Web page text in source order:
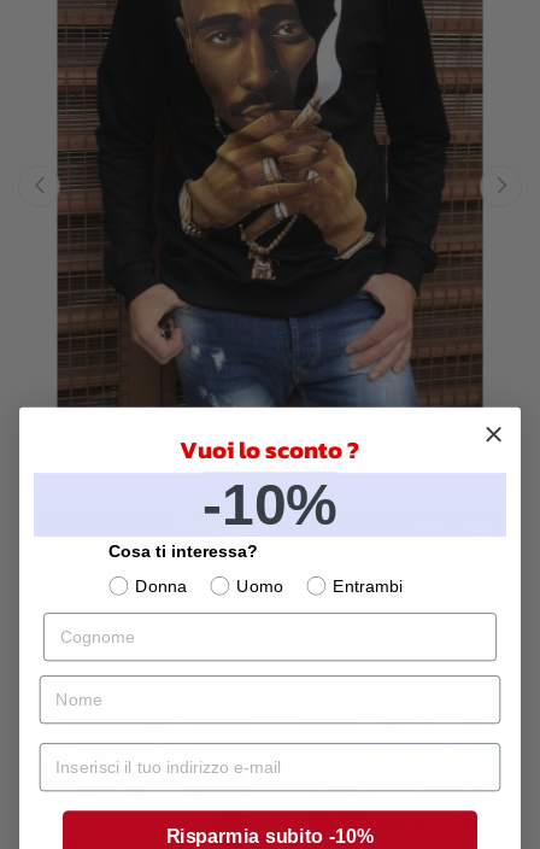
Felpa uomo, nera - 2 Pac
29,99 €
CARRELLO
SOLD OUT
Vuoi lo sconto ?
-10%
Cosa ti interessa?
Donna
Uomo
Entrambi
Cognome
nome
Mail
Risparmia subito -10%